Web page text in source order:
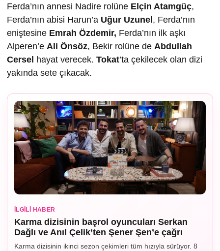
Ferda’nın annesi Nadire rolüne Elçin Atamgüç,
Ferda’nın abisi Harun’a Uğur Uzunel, Ferda’nın
eniştesine Emrah Özdemir, Ferda’nın ilk aşkı
Alperen’e Ali Önsöz, Bekir rolüne de Abdullah
Cersel hayat verecek. Tokat’ta çekilecek olan dizi
yakında sete çıkacak.
İLGILI HABER
Karma dizisinin başrol oyuncuları Serkan
Dağlı ve Anıl Çelik’ten Şener Şen’e çağrı
Karma dizisinin ikinci sezon çekimleri tüm hızıyla sürüyor. 8